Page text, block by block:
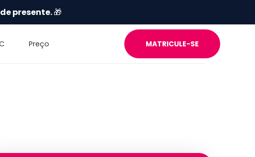
presente.🎁
Preço MATRICULE-SE